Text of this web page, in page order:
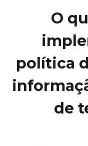
O
política
de